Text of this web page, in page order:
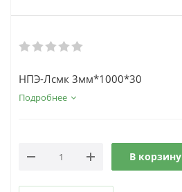
НПЭ-Лсмк 3мм*1000*30
Подробнее
В корзину